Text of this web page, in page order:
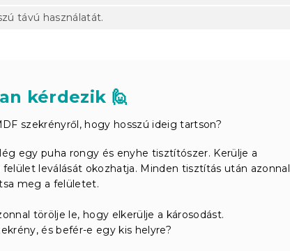
távú használatát.
kérdezik 🙋
szekrényről, hogy hosszú ideig tartson?
egy puha rongy és enyhe tisztítószer. Kerülje a
leválását okozhatja. Minden tisztítás után azonnal
meg a felületet.
törölje le, hogy elkerülje a károsodást.
és befér-e egy kis helyre?